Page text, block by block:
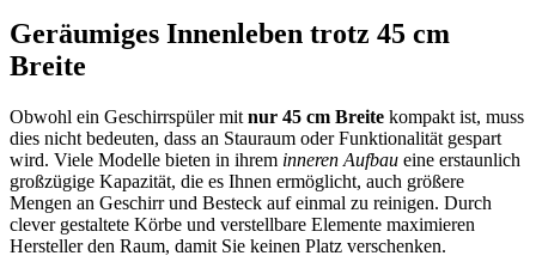
Geräumiges Innenleben trotz 45 cm
Breite
Obwohl ein Geschirrspüler mit nur 45 cm Breite kompakt ist, muss
dies nicht bedeuten, dass an Stauraum oder Funktionalität gespart
wird. Viele Modelle bieten in ihrem inneren Aufbau eine erstaunlich
großzügige Kapazität, die es Ihnen ermöglicht, auch größere
Mengen an Geschirr und Besteck auf einmal zu reinigen. Durch
clever gestaltete Körbe und verstellbare Elemente maximieren
Hersteller den Raum, damit Sie keinen Platz verschenken.